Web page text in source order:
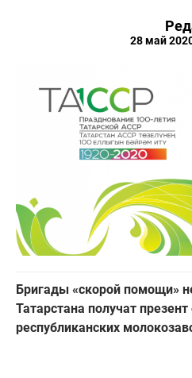
28 май
Бригады «скорой помощи»
Татарстана получат презент
республиканских